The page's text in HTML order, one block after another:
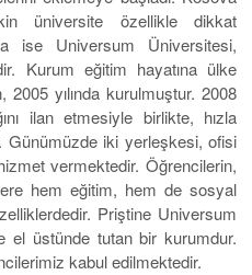
üniversite özellikle dikkat
ise Universum Üniversitesi,
Kurum eğitim hayatına ülke
yılında kurulmuştur. 2008
ilan etmesiyle birlikte, hızla
Günümüzde iki yerleşkesi, ofisi
vermektedir. Öğrencilerin,
hem eğitim, hem de sosyal
Priştine Universum
el üstünde tutan bir kurumdur.
kabul edilmektedir.